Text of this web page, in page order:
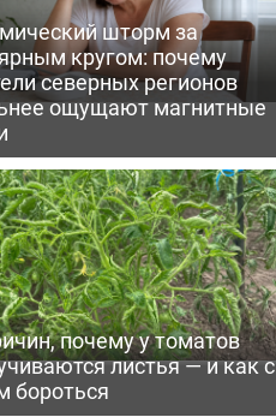
шторм за
кругом: почему
северных регионов
ощущают магнитные
почему у томатов
листья — и как с
бороться